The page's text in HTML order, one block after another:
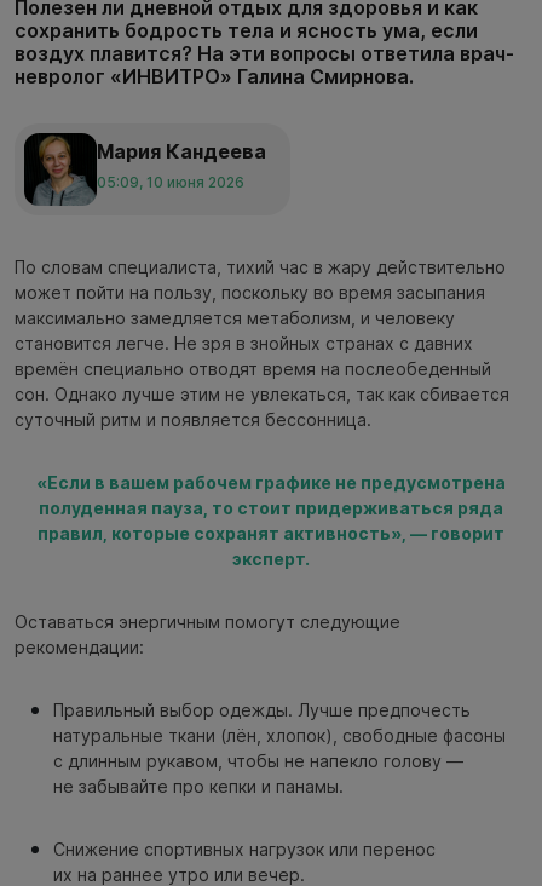
Полезен ли дневной отдых для здоровья и как
сохранить бодрость тела и ясность ума, если
воздух плавится? На эти вопросы ответила врач-
невролог «ИНВИТРО» Галина Смирнова.
Мария Кандеева
05:09, 10 июня 2026
По словам специалиста, тихий час в жару действительно
может пойти на пользу, поскольку во время засыпания
максимально замедляется метаболизм, и человеку
становится легче. Не зря в знойных странах с давних
времён специально отводят время на послеобеденный
сон. Однако лучше этим не увлекаться, так как сбивается
суточный ритм и появляется бессонница.
«Если в вашем рабочем графике не предусмотрена
полуденная пауза, то стоит придерживаться ряда
правил, которые сохранят активность», — говорит
эксперт.
Оставаться энергичным помогут следующие
рекомендации:
Правильный выбор одежды. Лучше предпочесть
натуральные ткани (лён, хлопок), свободные фасоны
с длинным рукавом, чтобы не напекло голову —
не забывайте про кепки и панамы.
Снижение спортивных нагрузок или перенос
их на раннее утро или вечер.